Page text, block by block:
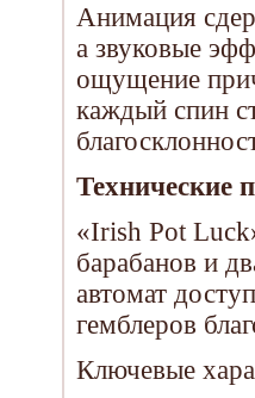
Анимация
а звуковые
ощущение
каждый спин
Технические
«Irish Pot
барабанов и
автомат
гемблеров
Ключевые